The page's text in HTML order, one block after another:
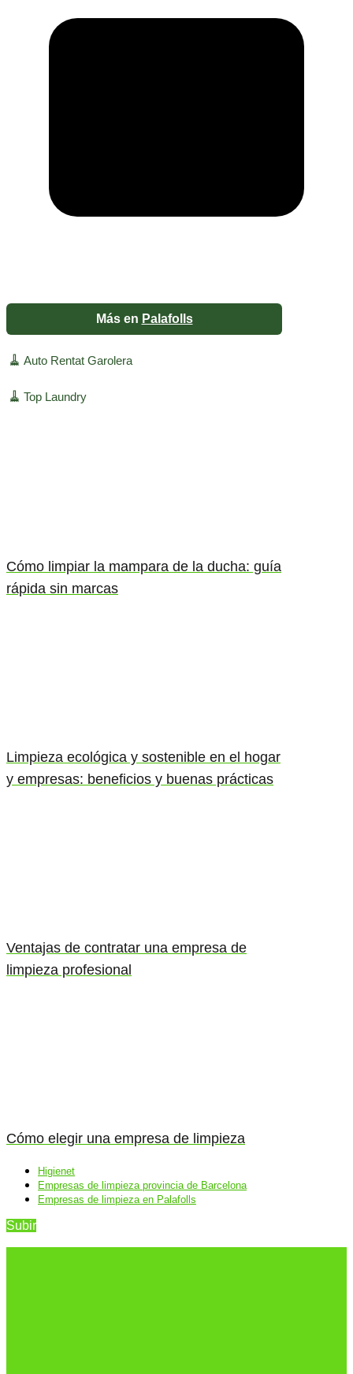
Más en Palafolls
🧹 Auto Rentat Garolera
🧹 Top Laundry
Cómo limpiar la mampara de la ducha: guía
rápida sin marcas
Limpieza ecológica y sostenible en el hogar
y empresas: beneficios y buenas prácticas
Ventajas de contratar una empresa de
limpieza profesional
Cómo elegir una empresa de limpieza
Higienet
Empresas de limpieza provincia de Barcelona
Empresas de limpieza en Palafolls
Subir